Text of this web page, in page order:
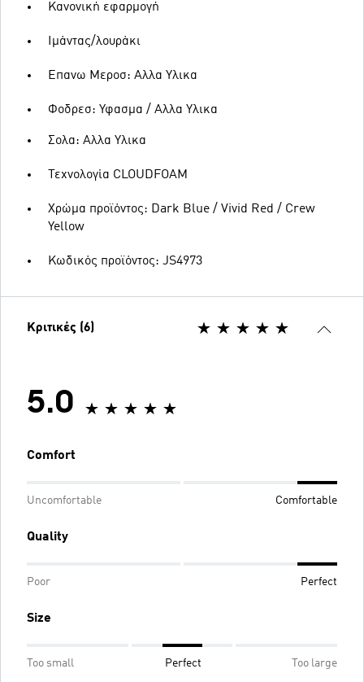
Κανονική εφαρμογή
Ιμάντας/λουράκι
Επανω Μεροσ: Αλλα Υλικα
Φοδρεσ: Υφασμα / Αλλα Υλικα
Σολα: Αλλα Υλικα
Τεχνολογία CLOUDFOAM
Χρώμα προϊόντος: Dark Blue / Vivid Red / Crew
Yellow
Κωδικός προϊόντος: JS4973
Κριτικές (6)
5.0
Comfort
Uncomfortable Comfortable
Quality
Poor Perfect
Size
Too small Perfect Too large